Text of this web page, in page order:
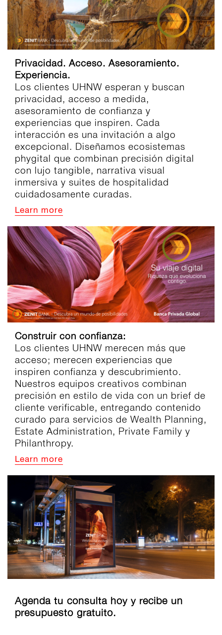
Privacidad. Acceso. Asesoramiento.
Experiencia.
Los clientes UHNW esperan y buscan
privacidad, acceso a medida,
asesoramiento de confianza y
experiencias que inspiren. Cada
interacción es una invitación a algo
excepcional. Diseñamos ecosistemas
phygital que combinan precisión digital
con lujo tangible, narrativa visual
inmersiva y suites de hospitalidad
cuidadosamente curadas.
Learn more
Construir con confianza:
Los clientes UHNW merecen más que
acceso; merecen experiencias que
inspiren confianza y descubrimiento.
Nuestros equipos creativos combinan
precisión en estilo de vida con un brief de
cliente verificable, entregando contenido
curado para servicios de Wealth Planning,
Estate Administration, Private Family y
Philanthropy.
Learn more
Agenda tu consulta hoy y recibe un
presupuesto gratuito.